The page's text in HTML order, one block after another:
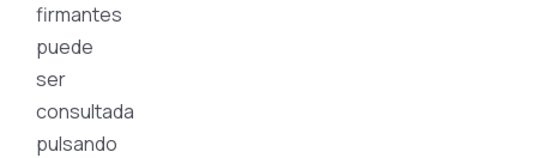
firmantes
puede
ser
consultada
pulsando